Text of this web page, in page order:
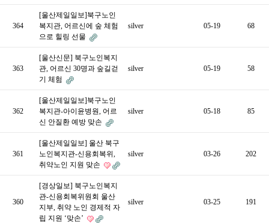
364
[울산제일일보]북구노인
복지관, 어르신에 숲 체험
으로 힐링 선물
silver 05-19 68
363
[울산신문] 북구노인복지
관, 어르신 30명과 숲길걷
기 체험
silver 05-19 58
362
[울산제일일보]북구노인
복지관-아이윤병원, 어르
신 안질환 예방 맞손
silver 05-18 85
361
[울산제일일보] 울산 북구
노인복지관-신용회복위,
취약노인 지원 맞손
silver 03-26 202
360
[경상일보] 북구노인복지
관-신용회복위원회 울산
지부, 취약 노인 경제적 자
립 지원 ‘맞손’
silver 03-25 191